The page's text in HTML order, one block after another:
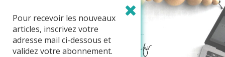
Pour recevoir les nouveaux
articles, inscrivez votre
adresse mail ci-dessous et
validez votre abonnement.